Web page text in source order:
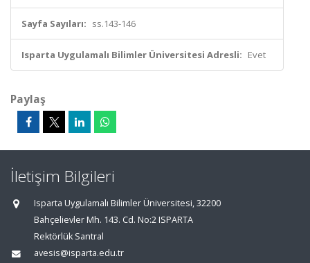
Sayfa Sayıları: ss.143-146
Isparta Uygulamalı Bilimler Üniversitesi Adresli: Evet
Paylaş
İletişim Bilgileri
Isparta Uygulamalı Bilimler Üniversitesi, 32200
Bahçelievler Mh. 143. Cd. No:2 ISPARTA
Rektörlük Santral
avesis@isparta.edu.tr